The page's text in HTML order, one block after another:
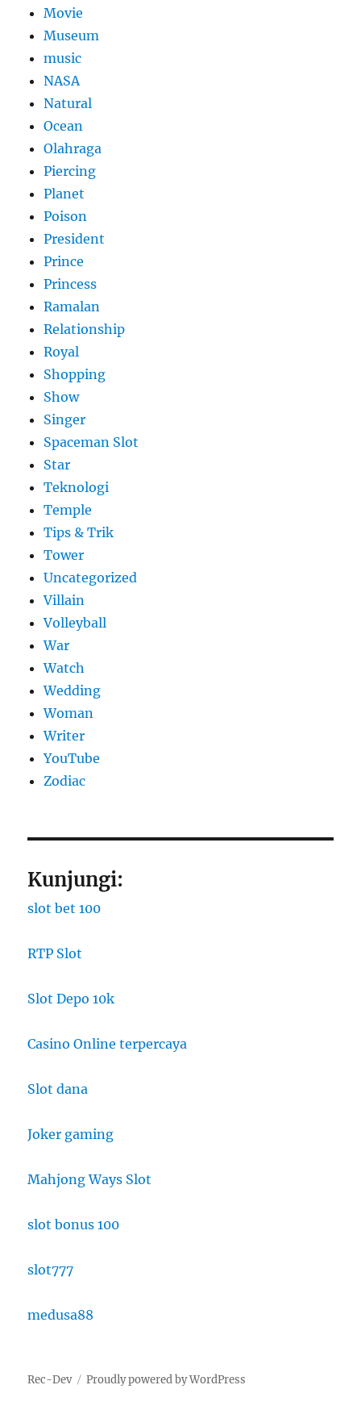
Movie
Museum
music
NASA
Natural
Ocean
Olahraga
Piercing
Planet
Poison
President
Prince
Princess
Ramalan
Relationship
Royal
Shopping
Show
Singer
Spaceman Slot
Star
Teknologi
Temple
Tips & Trik
Tower
Uncategorized
Villain
Volleyball
War
Watch
Wedding
Woman
Writer
YouTube
Zodiac
Kunjungi:
slot bet 100
RTP Slot
Slot Depo 10k
Casino Online terpercaya
Slot dana
Joker gaming
Mahjong Ways Slot
slot bonus 100
slot777
medusa88
Rec-Dev Proudly powered by WordPress